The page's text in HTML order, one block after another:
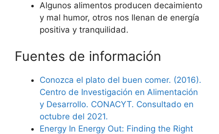
Algunos alimentos producen decaimiento
y mal humor, otros nos llenan de energía
positiva y tranquilidad.
Fuentes de información
Conozca el plato del buen comer. (2016).
Centro de Investigación en Alimentación
y Desarrollo. CONACYT. Consultado en
octubre del 2021.
Energy In Energy Out: Finding the Right